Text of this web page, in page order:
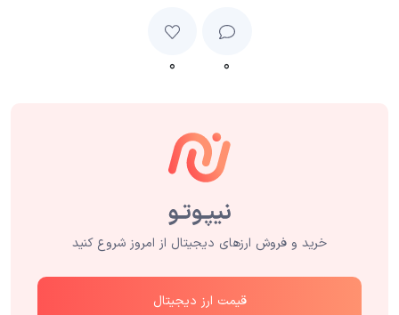
۰ ۰
خرید و فروش ارزهای دیجیتال از امروز شروع کنید
قیمت ارز دیجیتال